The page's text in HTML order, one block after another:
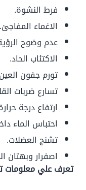
فرط النشوة.
الاغماء المفاجئ.
عدم وضوح
الاكتئاب الحاد.
تورم جفون
تسارع ضربات
ارتفاع درجة
احتباس الماء
تشنج العضلات.
اصفرار وبهتان
تعرف علي